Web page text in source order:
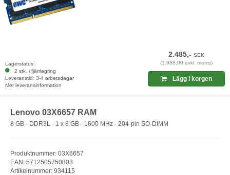
Lagerstatus:
2 stk. i fjärrlagring
Leveranstid: 3-4 arbetsdagar
Mer leveransinformation
2.485,-SEK
(1.988,00 exkl. moms)
Lägg i korgen
Lenovo 03X6657 RAM
8 GB - DDR3L - 1 x 8 GB - 1600 MHz - 204-pin SO-DIMM
Produktnummer: 03X6657
EAN: 5712505750803
Artikelnummer: 934115